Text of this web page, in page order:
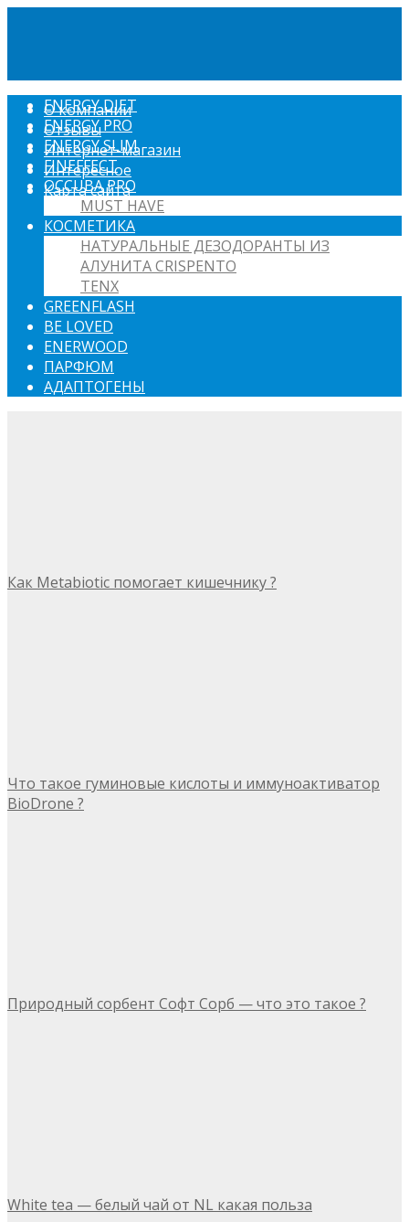
О компании
Отзывы
Интернет-магазин
Интересное
Карта сайта
ENERGY DIET
ENERGY PRO
ENERGY SLIM
FINEFFECT
OCCUBA PRO
MUST HAVE
КОСМЕТИКА
НАТУРАЛЬНЫЕ ДЕЗОДОРАНТЫ ИЗ
АЛУНИТА CRISPENTO
TENX
GREENFLASH
BE LOVED
ENERWOOD
ПАРФЮМ
АДАПТОГЕНЫ
Как Metabiotic помогает кишечнику ?
Что такое гуминовые кислоты и иммуноактиватор
BioDrone ?
Природный сорбент Софт Сорб — что это такое ?
White tea — белый чай от NL какая польза